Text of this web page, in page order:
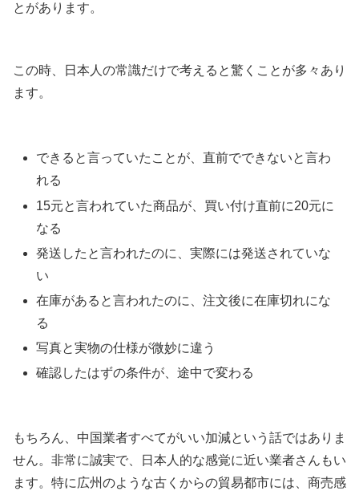
とがあります。
この時、日本人の常識だけで考えると驚くことが多々あり
ます。
できると言っていたことが、直前でできないと言わ
れる
15元と言われていた商品が、買い付け直前に20元に
なる
発送したと言われたのに、実際には発送されていな
い
在庫があると言われたのに、注文後に在庫切れにな
る
写真と実物の仕様が微妙に違う
確認したはずの条件が、途中で変わる
もちろん、中国業者すべてがいい加減という話ではありま
せん。非常に誠実で、日本人的な感覚に近い業者さんもい
ます。特に広州のような古くからの貿易都市には、商売感